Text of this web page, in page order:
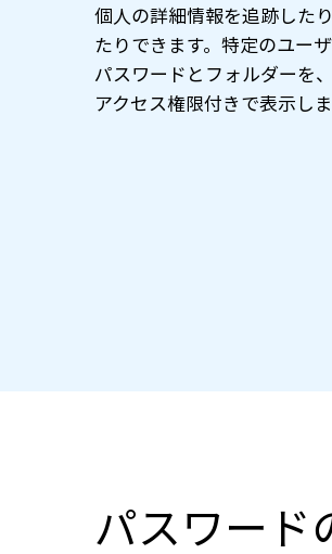
個人の詳細情報を追跡した
たりできます。特定のユー
パスワードとフォルダーを
アクセス権限付きで表示しま
パスワード